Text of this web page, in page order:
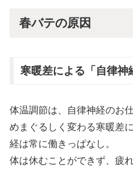
春バテの原因
寒暖差による「自律神
体温調節は、自律神経のお
めまぐるしく変わる寒暖差
経は常に働きっぱなし。
体は休むことができず、疲